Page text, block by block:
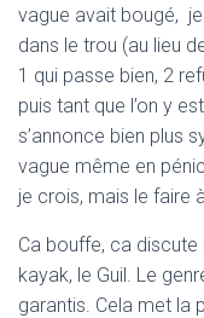
vague avait bougé,
dans le trou (au lieu
1 qui passe bien, 2
puis tant que l’on y
s’annonce bien plus
vague même en
je crois, mais le faire
Ca bouffe, ca
kayak, le Guil. Le
garantis. Cela met la